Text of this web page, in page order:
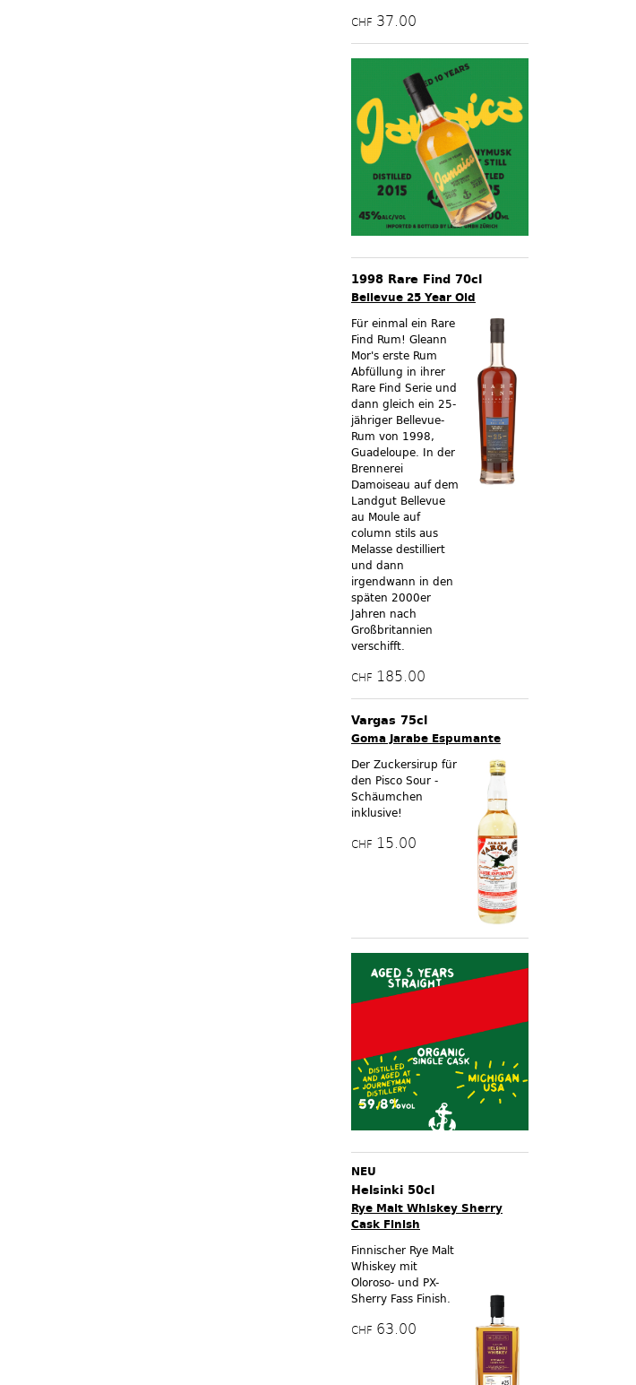
CHF 37.00
1998 Rare Find 70cl
Bellevue 25 Year Old
Für einmal ein Rare
Find Rum! Gleann
Mor's erste Rum
Abfüllung in ihrer
Rare Find Serie und
dann gleich ein 25-
jähriger Bellevue-
Rum von 1998,
Guadeloupe. In der
Brennerei
Damoiseau auf dem
Landgut Bellevue
au Moule auf
column stils aus
Melasse destilliert
und dann
irgendwann in den
späten 2000er
Jahren nach
Großbritannien
verschifft.
CHF 185.00
Vargas 75cl
Goma Jarabe Espumante
Der Zuckersirup für
den Pisco Sour -
Schäumchen
inklusive!
CHF 15.00
NEU
Helsinki 50cl
Rye Malt Whiskey Sherry
Cask Finish
Finnischer Rye Malt
Whiskey mit
Oloroso- und PX-
Sherry Fass Finish.
CHF 63.00